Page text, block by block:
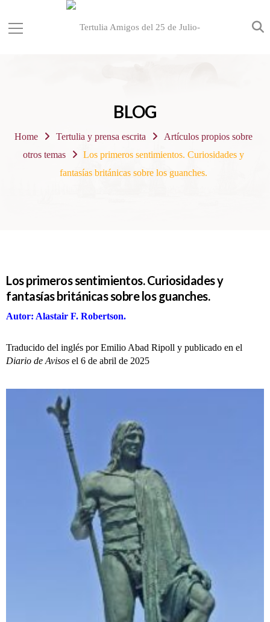
BLOG
Home Tertulia y prensa escrita
Artículos propios sobre
otros temas
Los primeros sentimientos. Curiosidades y
fantasías británicas sobre los guanches.
Los primeros sentimientos. Curiosidades y
fantasías británicas sobre los guanches.
Autor: Alastair F. Robertson.
Traducido del inglés por Emilio Abad Ripoll y publicado en el
Diario de Avisos el 6 de abril de 2025